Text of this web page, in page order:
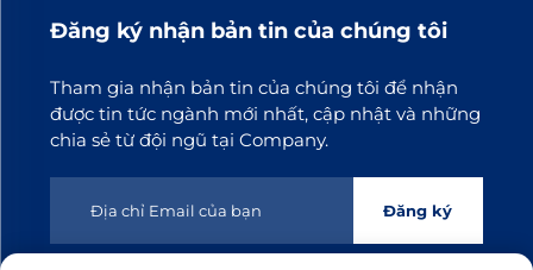
Đăng ký nhận bản tin của chúng tôi
Tham gia nhận bản tin của chúng tôi để nhận
được tin tức ngành mới nhất, cập nhật và những
chia sẻ từ đội ngũ tại Company.
Đăng ký